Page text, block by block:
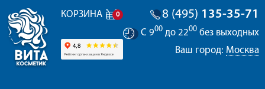
КОРЗИНА 0 8 (495) 135-35-71
С 900 до 2200 без выходных
Ваш город: Москва